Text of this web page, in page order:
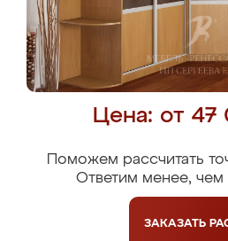
Цена: от 47
Поможем рассчитать
Ответим менее, чем
ЗАКАЗАТЬ